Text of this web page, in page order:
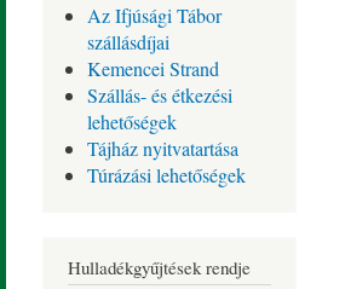
Az Ifjúsági Tábor
szállásdíjai
Kemencei Strand
Szállás- és étkezési
lehetőségek
Tájház nyitvatartása
Túrázási lehetőségek
Hulladékgyűjtések rendje